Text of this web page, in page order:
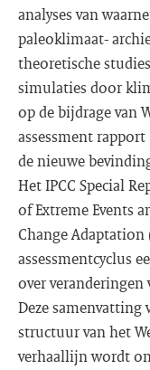
analyses van
paleoklimaat-
theoretische
simulaties door
op de bijdrage van
assessment rapport
de nieuwe
Het IPCC Special
of Extreme Events
Change Adaptation
assessmentcyclus
over
Deze samenvatting
structuur van het
verhaallijn wordt